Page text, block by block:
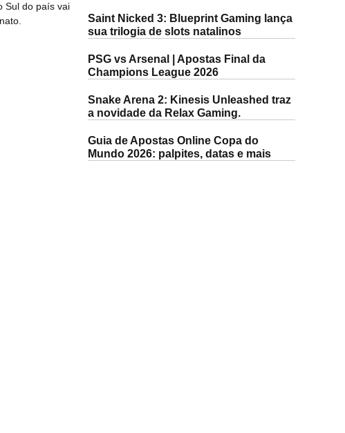
Sul do país vai
Saint Nicked 3: Blueprint Gaming lança
sua trilogia de slots natalinos
PSG vs Arsenal | Apostas Final da
Champions League 2026
Snake Arena 2: Kinesis Unleashed traz
a novidade da Relax Gaming.
Guia de Apostas Online Copa do
Mundo 2026: palpites, datas e mais